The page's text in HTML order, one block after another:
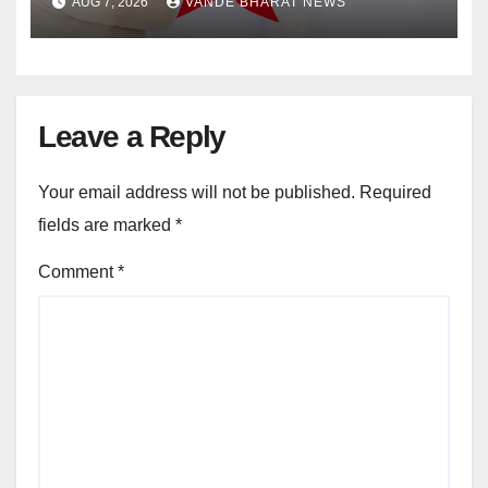
Leave a Reply
Your email address will not be published. Required
fields are marked *
Comment*